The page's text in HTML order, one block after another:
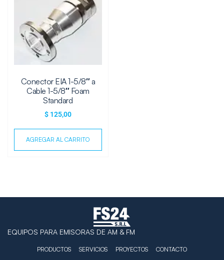
Conector EIA 1-5/8″ a
Cable 1-5/8″ Foam
Standard
$125,00
AGREGAR AL CARRITO
EQUIPOS PARA EMISORAS DE AM & FM
PRODUCTOS SERVICIOS PROYECTOS CONTACTO